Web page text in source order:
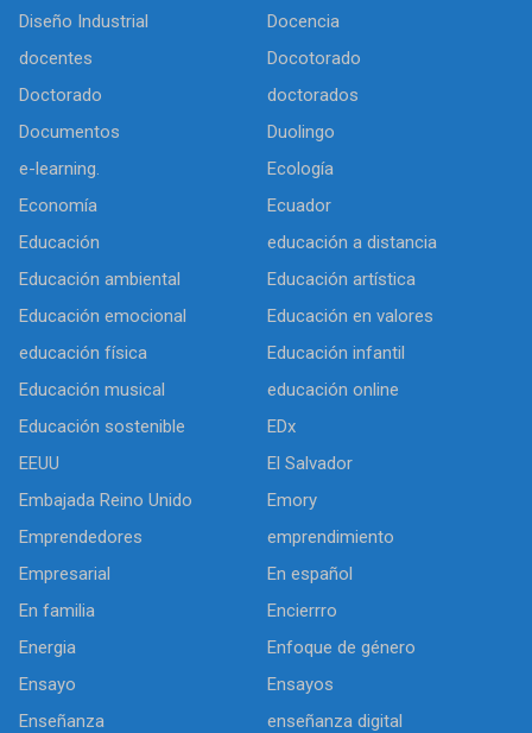
Diseño Industrial
Docencia
docentes
Docotorado
Doctorado
doctorados
Documentos
Duolingo
e-learning.
Ecología
Economía
Ecuador
Educación
educación a distancia
Educación ambiental
Educación artística
Educación emocional
Educación en valores
educación física
Educación infantil
Educación musical
educación online
Educación sostenible
EDx
EEUU
El Salvador
Embajada Reino Unido
Emory
Emprendedores
emprendimiento
Empresarial
En español
En familia
Encierrro
Energia
Enfoque de género
Ensayo
Ensayos
Enseñanza
enseñanza digital